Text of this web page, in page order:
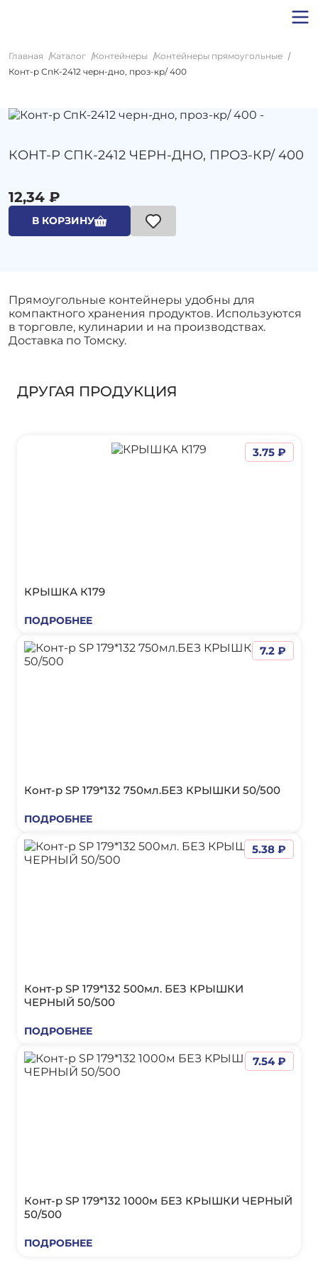
Главная Каталог Контейнеры
Контейнеры прямоугольные
Конт-р СпК-2412 черн-дно, проз-кр/ 400
КОНТ-Р СПК-2412 ЧЕРН-ДНО, ПРОЗ-КР/ 400
12,34 ₽
В КОРЗИНУ
Прямоугольные контейнеры удобны для
компактного хранения продуктов. Используются
в торговле, кулинарии и на производствах.
Доставка по Томску.
ДРУГАЯ ПРОДУКЦИЯ
КРЫШКА К179
ПОДРОБНЕЕ
3.75 ₽
Конт-р SP 179*132 750мл.БЕЗ КРЫШКИ 50/500
ПОДРОБНЕЕ
7.2 ₽
Конт-р SP 179*132 500мл. БЕЗ КРЫШКИ
ЧЕРНЫЙ 50/500
ПОДРОБНЕЕ
5.38 ₽
Конт-р SP 179*132 1000м БЕЗ КРЫШКИ ЧЕРНЫЙ
50/500
ПОДРОБНЕЕ
7.54 ₽